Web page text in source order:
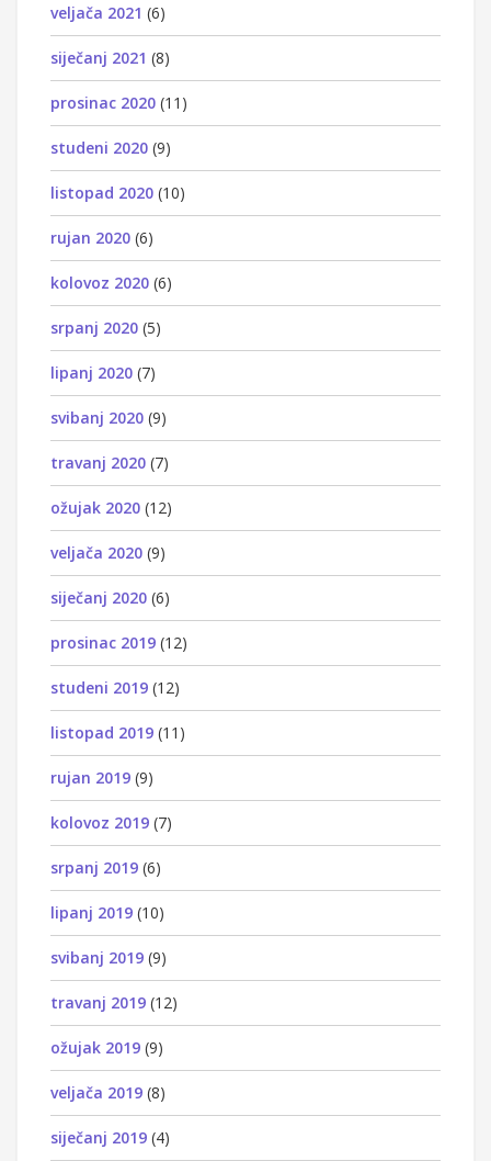
veljača 2021 (6)
siječanj 2021 (8)
prosinac 2020 (11)
studeni 2020 (9)
listopad 2020 (10)
rujan 2020 (6)
kolovoz 2020 (6)
srpanj 2020 (5)
lipanj 2020 (7)
svibanj 2020 (9)
travanj 2020 (7)
ožujak 2020 (12)
veljača 2020 (9)
siječanj 2020 (6)
prosinac 2019 (12)
studeni 2019 (12)
listopad 2019 (11)
rujan 2019 (9)
kolovoz 2019 (7)
srpanj 2019 (6)
lipanj 2019 (10)
svibanj 2019 (9)
travanj 2019 (12)
ožujak 2019 (9)
veljača 2019 (8)
siječanj 2019 (4)